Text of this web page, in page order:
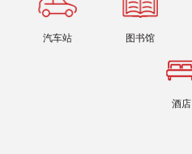
汽车站 图书馆
酒店